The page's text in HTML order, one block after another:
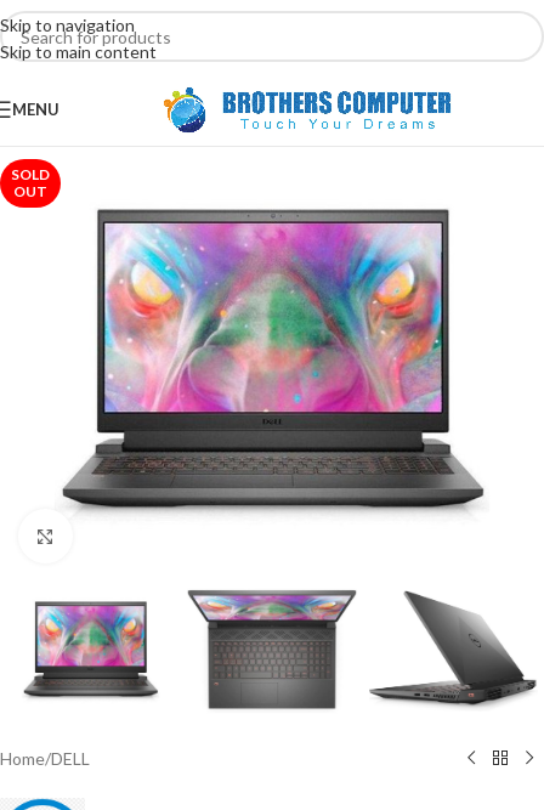
Skip to navigation
Skip to main content
MENU
SOLD
OUT
Home/DELL